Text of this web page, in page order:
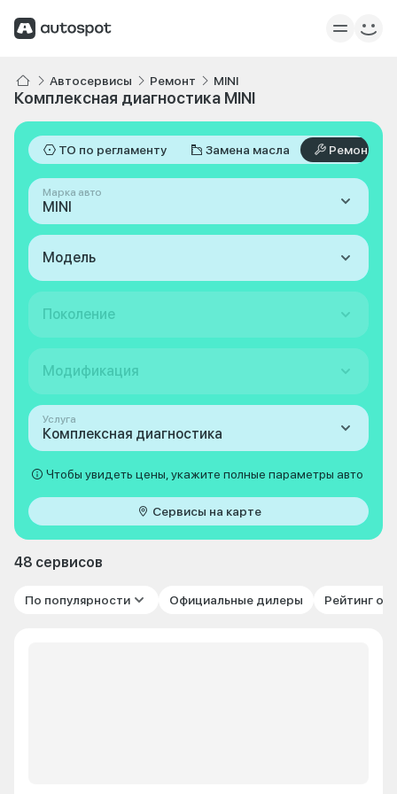
Автосервисы Ремонт MINI
Комплексная диагностика MINI
ТО по регламенту Замена масла Ремонт
Марка авто
MINI
Модель
Поколение
Модификация
Услуга
Комплексная диагностика
Чтобы увидеть цены, укажите полные параметры авто
Сервисы на карте
48 сервисов
По популярности Официальные дилеры Рейтинг